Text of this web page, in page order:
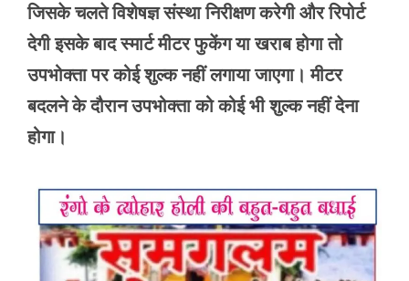
जिसके चलते विशेषज्ञ संस्था निरीक्षण करेगी और रिपोर्ट
देगी इसके बाद स्मार्ट मीटर फुकेंग या खराब होगा तो
उपभोक्ता पर कोई शुल्क नहीं लगाया जाएगा। मीटर
बदलने के दौरान उपभोक्ता को कोई भी शुल्क नहीं देना
होगा।